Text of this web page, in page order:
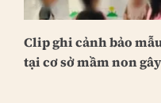
Clip ghi cảnh bảo
tại cơ sở mầm non